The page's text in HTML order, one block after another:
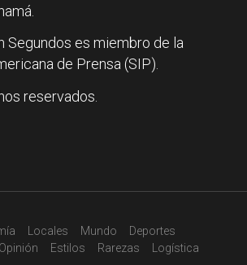
Segundos es miembro de la
de Prensa (SIP).
reservados.
Locales Mundo
Deportes
Opinión Estilos Rarezas Logística